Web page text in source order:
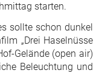
starten.
sollte schon dunkel
„Drei Haselnüsse
Gelände (open air)
Beleuchtung und